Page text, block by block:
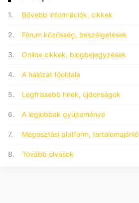
1. Bővebb információk, cikkek
2. Fórum közösség, beszélgetések
3. Online cikkek, blogbejegyzések
4. A hálózat főoldala
5. Legfrissebb hírek, újdonságok
6. A legjobbak gyűjteménye
7. Megosztási platform, tartalomajánló
8. Tovább olvasok